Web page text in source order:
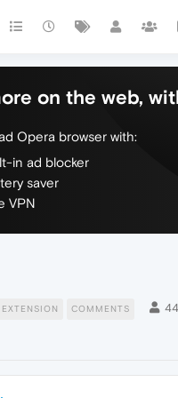
on the web,
Opera browser with:
in ad blocker
saver
VPN
EXTENSION COMMENTS